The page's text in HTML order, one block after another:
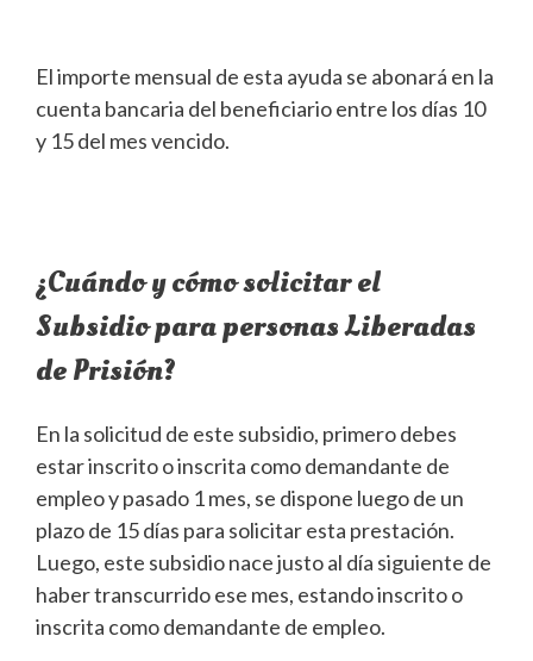
El importe mensual de esta ayuda se abonará en la
cuenta bancaria del beneficiario entre los días 10
y 15 del mes vencido.
¿Cuándo y cómo solicitar el
Subsidio para personas Liberadas
de Prisión?
En la solicitud de este subsidio, primero debes
estar inscrito o inscrita como demandante de
empleo y pasado 1 mes, se dispone luego de un
plazo de 15 días para solicitar esta prestación.
Luego, este subsidio nace justo al día siguiente de
haber transcurrido ese mes, estando inscrito o
inscrita como demandante de empleo.